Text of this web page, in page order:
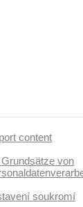
content
von
soukromí